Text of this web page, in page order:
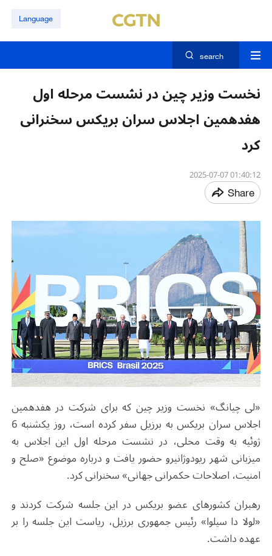
Language
search
نخست وزیر چین در نشست مرحله اول
هفدهمین اجلاس سران بریکس سخنرانی
کرد
01:40:12 2025-07-07
Share
«لی چیانگ» نخست وزیر چین که برای شرکت در هفدهمین
اجلاس سران بریکس به برزیل سفر کرده است، روز یکشنبه 6
ژوئیه به وقت محلی، در نشست مرحله اول این اجلاس به
میزبانی شهر ریودوژانیرو حضور یافت و درباره موضوع «صلح و
امنیت، اصلاحات حکمرانی جهانی» سخنرانی کرد.
رهبران کشورهای عضو بریکس در این جلسه شرکت کردند و
«لولا دا سیلوا» رئیس جمهوری برزیل، ریاست این جلسه را بر
عهده داشت.